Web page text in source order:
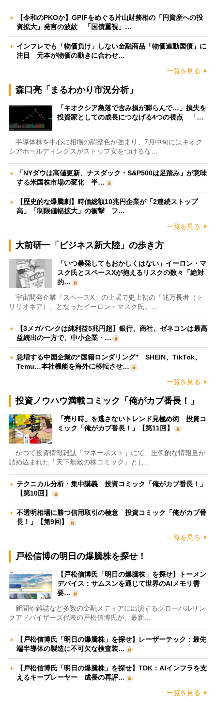
【令和のPKOか】GPIFをめぐる片山財務相の「円資産への投
資拡大」発言の波紋 「国債重視」…
インフレでも「物価負け」しない金融商品「物価連動国債」に
注目 元本が物価の動きに合わせ…
一覧を見る
森口亮「まるわかり市況分析」
「キオクシア急落で含み損が膨らんで…」損失を
投資家としての成長につなげる4つの視点 「…
半導体株を中心に相場の調整色が強まり、7月中旬にはキオク
シアホールディングスがストップ安をつけるな…
「NYダウは高値更新、ナスダック・S&P500は足踏み」が意味
する米国株市場の変化 半…
【歴史的な爆騰劇】時価総額10兆円企業が「2連続ストップ
高」「制限値幅拡大」の衝撃 フ…
一覧を見る
大前研一「ビジネス新大陸」の歩き方
「いつ暴発してもおかしくはない」イーロン・マ
スク氏とスペースXが抱えるリスクの数々「絶対
的…
宇宙開発企業「スペースX」の上場で史上初の「兆万長者（ト
リリオネア）」となったイーロン・マスク氏。…
【3メガバンクは純利益5兆円超】銀行、商社、ゼネコンは最高
益続出の一方で、中小企業・…
急増する中国企業の“国籍ロンダリング” SHEIN、TikTok、
Temu…本社機能を海外に移転させ…
一覧を見る
投資ノウハウ満載コミック「俺がカブ番長！」
「売り時」を逃さないトレンド見極め術 投資コ
ミック「俺がカブ番長！」【第11回】
かつて投資情報雑誌「マネーポスト」にて、圧倒的な情報量が
詰め込まれた「天下無敵の株コミック」とし…
テクニカル分析・集中講義 投資コミック「俺がカブ番長！」
【第10回】
不透明相場に勝つ信用取引の極意 投資コミック「俺がカブ番
長！」【第9回】
一覧を見る
戸松信博の明日の爆騰株を探せ！
【戸松信博氏「明日の爆騰株」を探せ】トーメン
デバイス：サムスンを通じて世界のAIメモリ需
要…
新聞や雑誌など多数の金融メディアに出演するグローバルリン
クアドバイザーズ代表の戸松信博氏が、最新…
【戸松信博氏「明日の爆騰株」を探せ】レーザーテック：最先
端半導体の製造に不可欠な検査装…
【戸松信博氏「明日の爆騰株」を探せ】TDK：AIインフラを支
えるキープレーヤー 成長の再評…
一覧を見る